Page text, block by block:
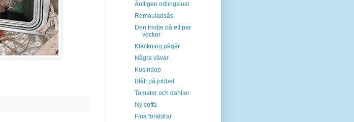
Äntligen odlingslust
Remouladsås
Den tredje på ett par
veckor
Kläckning pågår
Några vävar
Kusindop
Blått på jobbet
Tomater och dahlior
Ny soffa
Fina föräldrar